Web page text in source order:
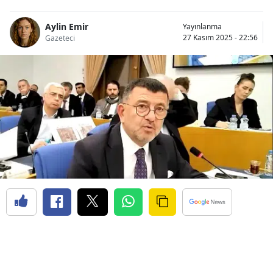
Aylin Emir
Gazeteci
Yayınlanma
27 Kasım 2025 - 22:56